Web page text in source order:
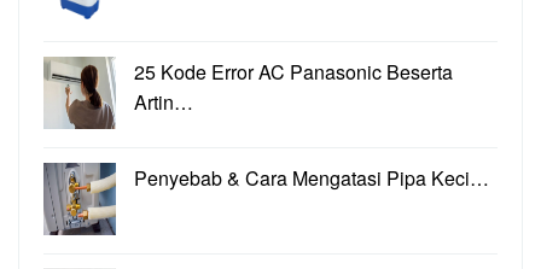
25 Kode Error AC Panasonic Beserta
Artin…
Penyebab & Cara Mengatasi Pipa Keci…